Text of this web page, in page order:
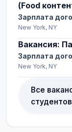
(Food
Зарплата
New York, NY
Вакансия:
Зарплата
New York, NY
Все